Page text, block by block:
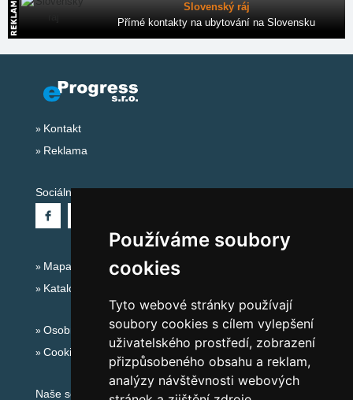
Používáme soubory
cookies
Tyto webové stránky používají
soubory cookies s cílem vylepšení
uživatelského prostředí, zobrazení
přizpůsobeného obsahu a reklam,
analýzy návštěvnosti webových
Slovenský ráj
Přímé kontakty na ubytování na Slovensku
Kontakt
Reklama
Sociální sítě:
Mapa serveru Alpy - Rakousko
Katalog ubytování
Osobní údaje
Cookies
Naše servery: